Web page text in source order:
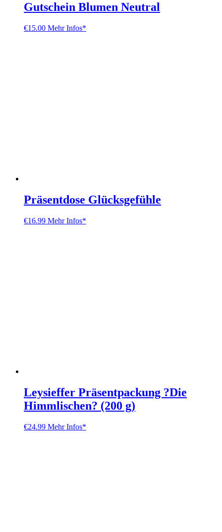
Gutschein Blumen Neutral
€15.00 Mehr Infos*
Präsentdose Glücksgefühle
€16.99 Mehr Infos*
Leysieffer Präsentpackung ?Die
Himmlischen? (200 g)
€24.99 Mehr Infos*